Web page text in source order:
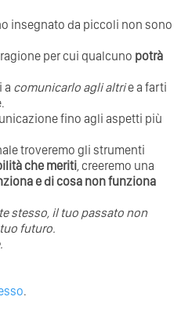
insegnato da piccoli non sono
per cui qualcuno potrà
a comunicarlo agli altrie a farti
fino agli aspetti più
troveremo gli strumenti
che meriti, creeremo una
e di cosa non funziona
stesso, il tuo passato non
futuro.
.